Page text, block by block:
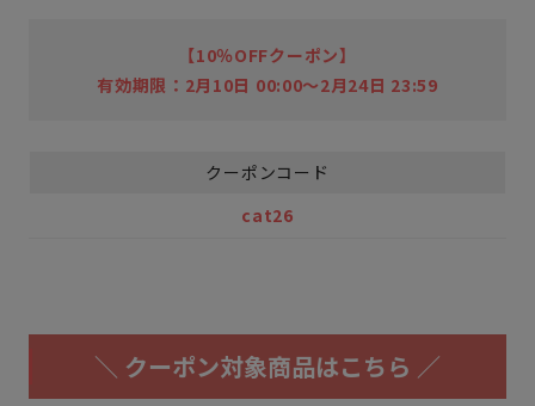
【10％OFFクーポン】
有効期限：2月10日 00:00～2月24日 23:59
クーポンコード
cat26
＼ クーポン対象商品はこちら ／